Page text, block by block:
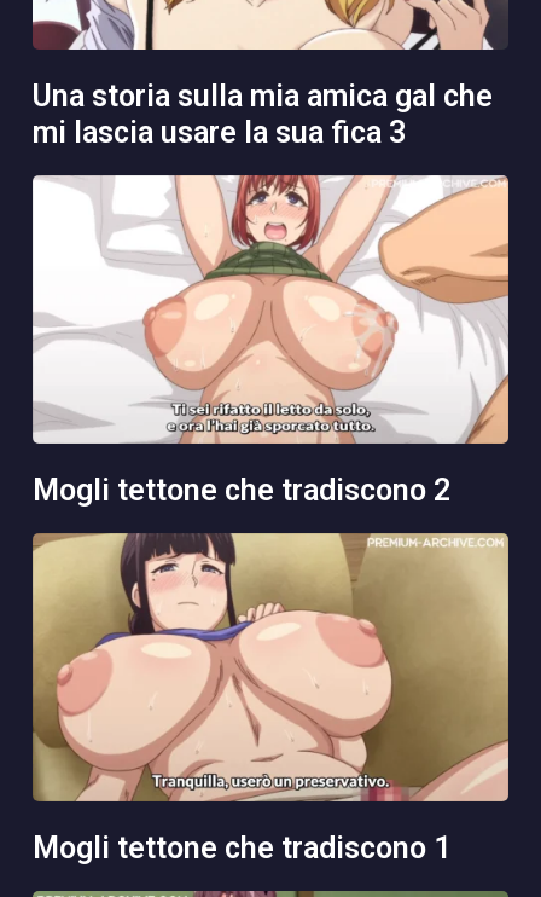
una storia sulla mia amica gal che
mi lascia usare la sua fica 3
mogli tettone che tradiscono 2
mogli tettone che tradiscono 1